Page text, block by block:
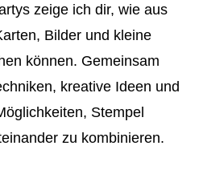
zeige ich dir, wie aus
Bilder und kleine
können. Gemeinsam
kreative Ideen und
Stempel
zu kombinieren.